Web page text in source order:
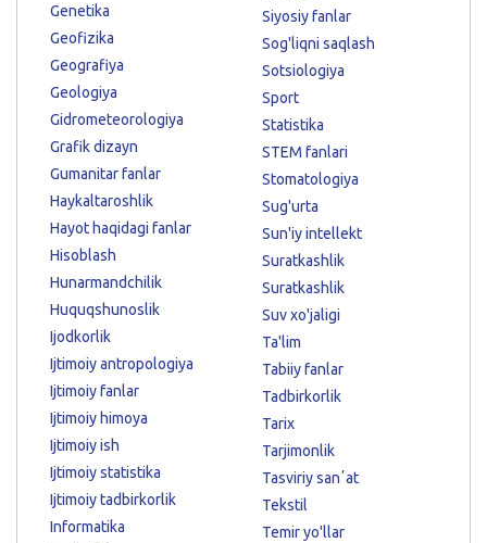
Genetika
Geofizika
Geografiya
Geologiya
Gidrometeorologiya
Grafik dizayn
Gumanitar fanlar
Haykaltaroshlik
Hayot haqidagi fanlar
Hisoblash
Hunarmandchilik
Huquqshunoslik
Ijodkorlik
Ijtimoiy antropologiya
Ijtimoiy fanlar
Ijtimoiy himoya
Ijtimoiy ish
Ijtimoiy statistika
Ijtimoiy tadbirkorlik
Informatika
Siyosiy fanlar
Sog'liqni saqlash
Sotsiologiya
Sport
Statistika
STEM fanlari
Stomatologiya
Sug'urta
Sun'iy intellekt
Suratkashlik
Suratkashlik
Suv xo'jaligi
Ta'lim
Tabiiy fanlar
Tadbirkorlik
Tarix
Tarjimonlik
Tasviriy sanʼat
Tekstil
Temir yo'llar